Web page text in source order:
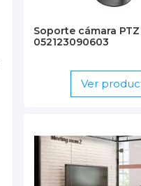
Soporte cámara
052123090603
Ver